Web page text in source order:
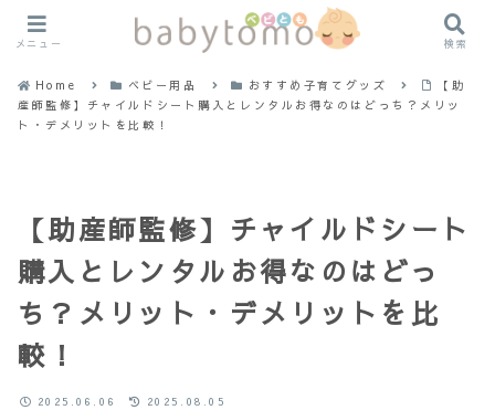
Home ベビー用品 おすすめ子育てグッズ
【助
産師監修】チャイルドシート購入とレンタルお得なのはどっち？メリッ
ト・デメリットを比較！
【助産師監修】チャイルドシート
購入とレンタルお得なのはどっ
ち？メリット・デメリットを比
較！
2025.06.06 2025.08.05
メニュー 検索